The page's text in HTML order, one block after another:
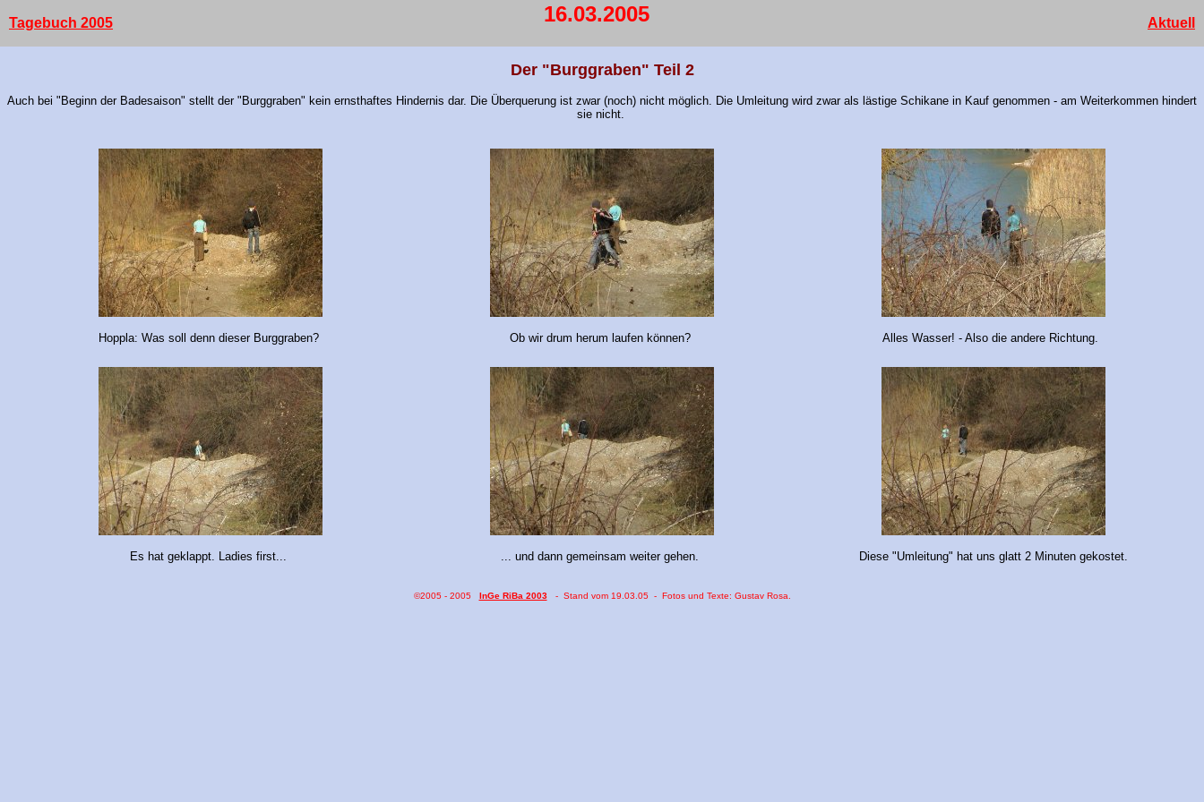
Tagebuch 2005 16.03.2005 Aktuell
Der "Burggraben" Teil 2
Auch bei "Beginn der Badesaison" stellt der "Burggraben" kein ernsthaftes Hindernis dar. Die Überquerung ist zwar (noch) nicht möglich. Die Umleitung wird zwar als lästige Schikane in Kauf genommen - am Weiterkommen hindert
sie nicht.
Hoppla: Was soll denn dieser Burggraben? Ob wir drum herum laufen können? Alles Wasser! - Also die andere Richtung.
Es hat geklappt. Ladies first... ... und dann gemeinsam weiter gehen. Diese "Umleitung" hat uns glatt 2 Minuten gekostet.
©2005 - 2005 InGe RiBa 2003- Stand vom 19.03.05- Fotos und Texte: Gustav Rosa.